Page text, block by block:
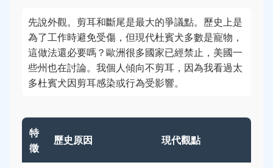
先說外觀。剪耳和斷尾是最大的爭議點。歷史上是
為了工作時避免受傷，但現代杜賓犬多數是寵物，
這做法還必要嗎？歐洲很多國家已經禁止，美國一
些州也在討論。我個人傾向不剪耳，因為我看過太
多杜賓犬因剪耳感染或行為受影響。
特
徵
歷史原因 現代觀點